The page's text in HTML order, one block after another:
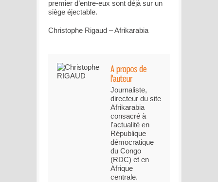
premier d’entre-eux sont déjà sur un
siège éjectable.
Christophe Rigaud – Afrikarabia
Journaliste,
directeur du site
Afrikarabia
consacré à
l'actualité en
République
démocratique
du Congo
(RDC) et en
Afrique
centrale.